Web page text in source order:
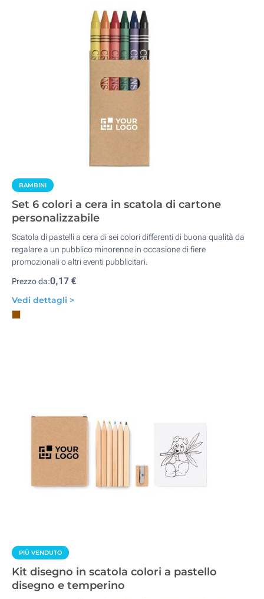
BAMBINI
Set 6 colori a cera in scatola di cartone
personalizzabile
Scatola di pastelli a cera di sei colori differenti di buona qualità da
regalare a un pubblico minorenne in occasione di fiere
promozionali o altri eventi pubblicitari.
Prezzo da:0,17 €
Vedi dettagli >
PIÙ VENDUTO
Kit disegno in scatola colori a pastello
disegno e temperino